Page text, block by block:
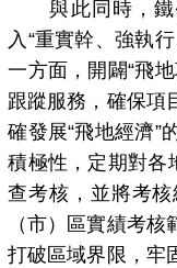
與此同時，鐵
入“重實幹、強執
一方面，開闢“飛
跟蹤服務，確保項
確發展“飛地經濟”
積極性，定期對各
查考核，並將考
（市）區實績考
打破區域界限，牢